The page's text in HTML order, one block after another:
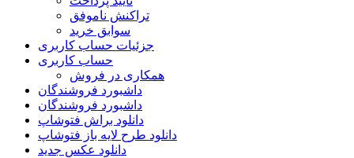
تراکنش ناموفق
سوابق خرید
جزئیات حساب کاربری
حساب کاربری
همکاری در فروش
داشبورد فروشندگان
داشبورد فروشندگان
دانلود براش فتوشاپ
دانلود طرح لایه باز فتوشاپ
دانلود عکس جدید